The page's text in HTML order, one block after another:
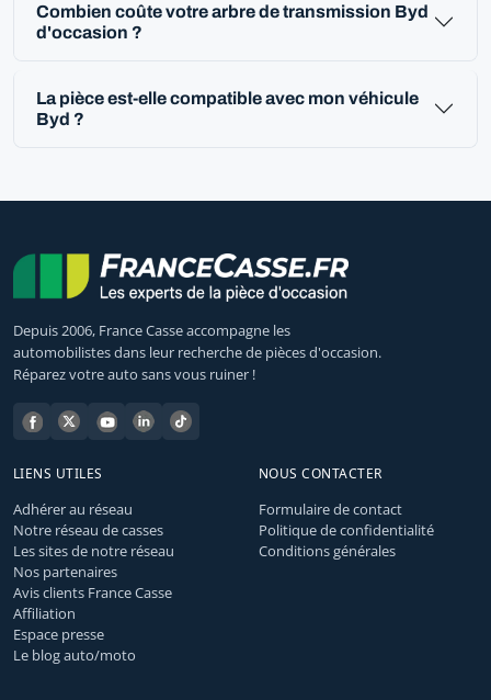
Combien coûte votre arbre de transmission Byd
d'occasion ?
La pièce est-elle compatible avec mon véhicule
Byd ?
Depuis 2006, France Casse accompagne les
automobilistes dans leur recherche de pièces d'occasion.
Réparez votre auto sans vous ruiner !
LIENS UTILES
Adhérer au réseau
Notre réseau de casses
Les sites de notre réseau
Nos partenaires
Avis clients France Casse
Affiliation
Espace presse
Le blog auto/moto
NOUS CONTACTER
Formulaire de contact
Politique de confidentialité
Conditions générales